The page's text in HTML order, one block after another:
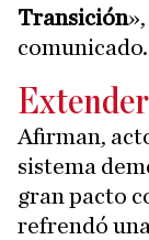
Transición
comunicado.
Extender
Afirman,
sistema
gran pacto
refrendó